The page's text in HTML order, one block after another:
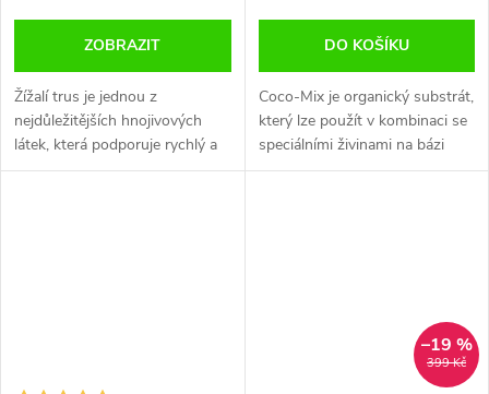
ZOBRAZIT
Žížalí trus je jednou z
nejdůležitějších hnojivových
látek, která podporuje rychlý a
zdravý růst rostlin a silně
DO KOŠÍKU
Coco-Mix je organický substrát,
který lze použít v kombinaci se
speciálními živinami na bázi
kokosu s obsahem organických
399 Kč
–19 %